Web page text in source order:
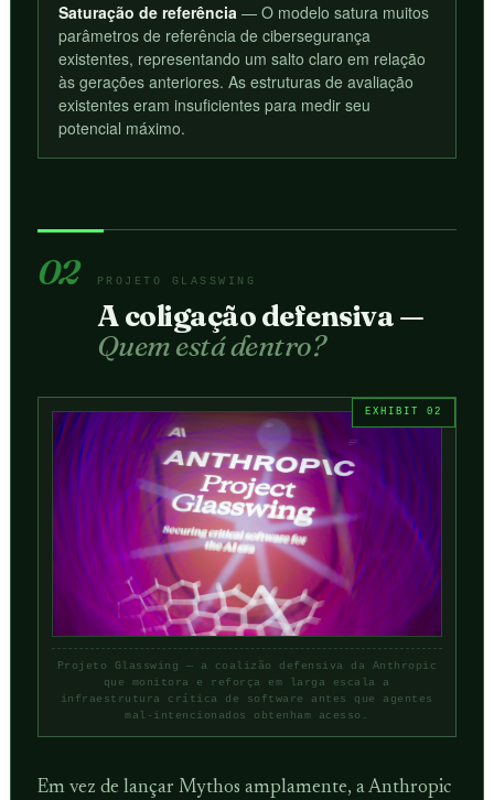
Saturação de referência— O modelo satura muitos
parâmetros de referência de cibersegurança
existentes, representando um salto claro em relação
às gerações anteriores. As estruturas de avaliação
existentes eram insuficientes para medir seu
potencial máximo.
02 PROJETO GLASSWING
A coligação defensiva —
Quem está dentro?
Projeto Glasswing — a coalizão defensiva da Anthropic
que monitora e reforça em larga escala a
infraestrutura crítica de software antes que agentes
mal-intencionados obtenham acesso.
Em vez de lançar Mythos amplamente, a Anthropic